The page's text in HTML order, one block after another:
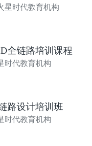
星时代教育机构
全链路培训课程
时代教育机构
路设计培训班
时代教育机构